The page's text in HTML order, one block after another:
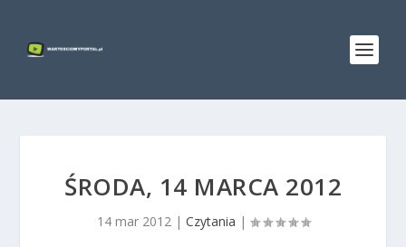
ŚRODA, 14 MARCA 2012
14 mar 2012| Czytania |